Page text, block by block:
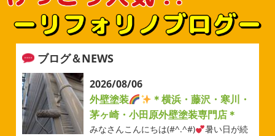
ブログ＆NEWS
2026/08/06
外壁塗装
＊横浜・藤沢・寒川・
茅ヶ崎・小田原外壁塗装専門店＊
みなさんこんにちは(#^.^#)
暑い日が続